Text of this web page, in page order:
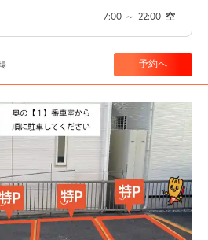
7:00 ～ 22:00 空
予約へ